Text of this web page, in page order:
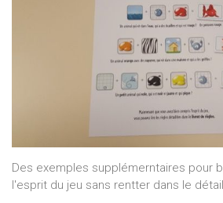
Des exemples supplémerntaires pour
l'esprit du jeu sans rentter dans le